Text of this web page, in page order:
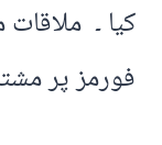
کیا ۔
فورمز پر